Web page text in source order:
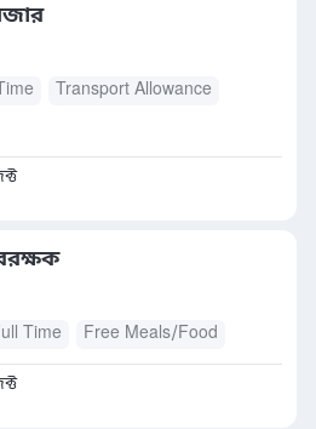
Transport Allowance
Time Free Meals/Food